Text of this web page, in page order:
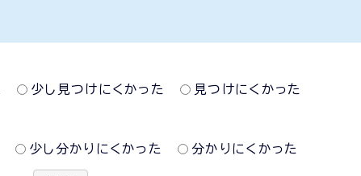
少し見つけにくかった 見つけにくかった
少し分かりにくかった 分かりにくかった